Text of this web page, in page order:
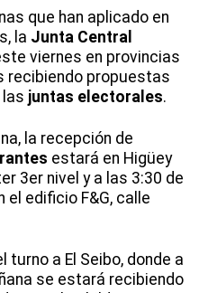
que han aplicado en
la Junta Central
viernes en provincias
recibiendo propuestas
juntas electorales.
la recepción de
estará en Higüey
3er nivel y a las 3:30 de
el edificio F&G, calle
turno a El Seibo, donde a
se estará recibiendo